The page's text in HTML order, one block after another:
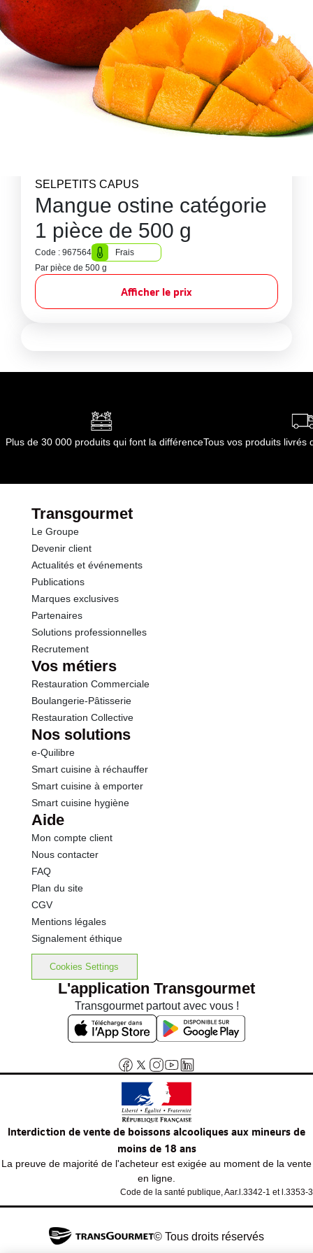
SELPETITS CAPUS
Mangue ostine catégorie
1 pièce de 500 g
Code : 967564
Frais
Par pièce de 500 g
Afficher le prix
Plus de 30 000 produits qui font la différenceTous vos produits livrés
Transgourmet
Le Groupe
Devenir client
Actualités et événements
Publications
Marques exclusives
Partenaires
Solutions professionnelles
Recrutement
Vos métiers
Restauration Commerciale
Boulangerie-Pâtisserie
Restauration Collective
Nos solutions
e-Quilibre
Smart cuisine à réchauffer
Smart cuisine à emporter
Smart cuisine hygiène
Aide
Mon compte client
Nous contacter
FAQ
Plan du site
CGV
Mentions légales
Signalement éthique
Cookies Settings
L'application Transgourmet
Transgourmet partout avec vous !
Interdiction de vente de boissons alcooliques aux mineurs de
moins de 18 ans
La preuve de majorité de l'acheteur est exigée au moment de la vente
en ligne.
Code de la santé publique, Aar.l.3342-1 et l.3353-3
© Tous droits réservés